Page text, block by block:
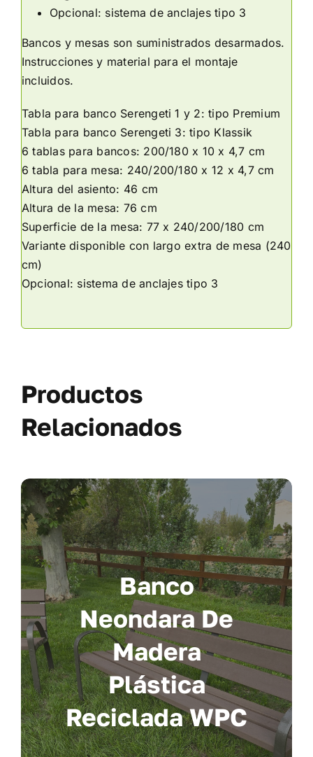
Opcional: sistema de anclajes tipo 3
Bancos y mesas son suministrados desarmados.
Instrucciones y material para el montaje
incluidos.
Tabla para banco Serengeti 1 y 2: tipo Premium
Tabla para banco Serengeti 3: tipo Klassik
6 tablas para bancos: 200/180 x 10 x 4,7 cm
6 tabla para mesa: 240/200/180 x 12 x 4,7 cm
Altura del asiento: 46 cm
Altura de la mesa: 76 cm
Superficie de la mesa: 77 x 240/200/180 cm
Variante disponible con largo extra de mesa (240
cm)
Opcional: sistema de anclajes tipo 3
Productos
Relacionados
Banco
Neondara De
Madera
Plástica
Reciclada WPC